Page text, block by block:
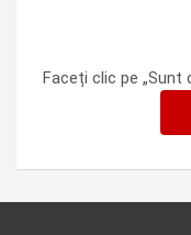
Faceți clic pe